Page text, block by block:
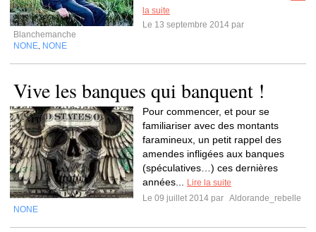
la suite
Le 13 septembre 2014 par
Blanchemanche
NONE NONE
Vive les banques qui banquent !
Pour commencer, et pour se
familiariser avec des montants
faramineux, un petit rappel des
amendes infligées aux banques
(spéculatives…) ces dernières
années...
Lire la suite
Le 09 juillet 2014 par Aldorande_rebelle
NONE